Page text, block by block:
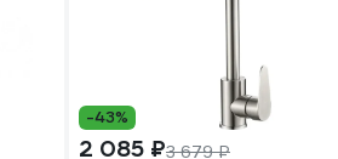
-43%
2 085 ₽3 679 ₽